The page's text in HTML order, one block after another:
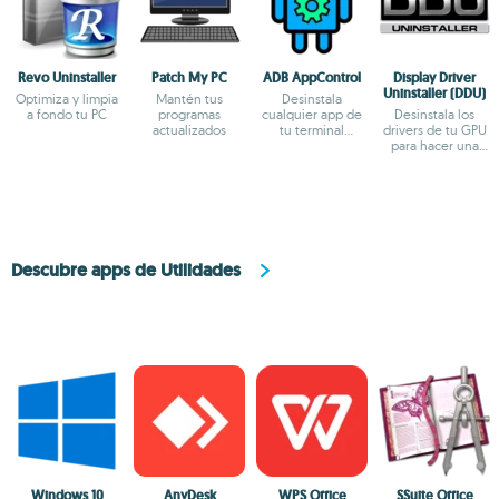
Revo Uninstaller
Optimiza y limpia
a fondo tu PC
Patch My PC
Mantén tus
programas
actualizados
ADB AppControl
Desinstala
cualquier app de
tu terminal
Display Driver
Uninstaller (DDU)
Desinstala los
drivers de tu GPU
para hacer una
Descubre apps de Utilidades
Windows 10 AnyDesk WPS Office SSuite Office